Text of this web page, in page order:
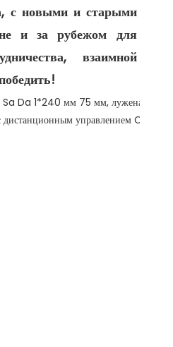
с новыми и старыми
и за рубежом для
взаимной